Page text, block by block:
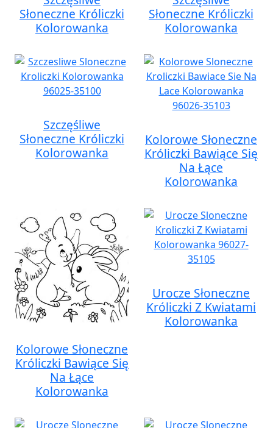
Słoneczne Króliczki
Kolorowanka
Słoneczne Króliczki
Kolorowanka
Szczęśliwe
Słoneczne Króliczki
Kolorowanka
Kolorowe Słoneczne
Króliczki Bawiące Się
Na Łące
Kolorowanka
Kolorowe Słoneczne
Króliczki Bawiące Się
Na Łące
Kolorowanka
Urocze Słoneczne
Króliczki Z Kwiatami
Kolorowanka